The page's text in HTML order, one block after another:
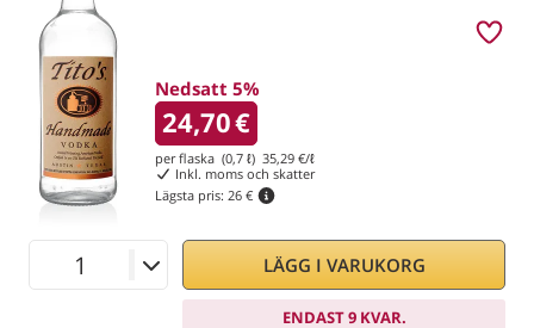
Nedsatt 5%
24,70€
per flaska (0,7 ℓ) 35,29 €/ℓ
Inkl. moms och skatter
Lägsta pris: 26 €
LÄGG I VARUKORG
ENDAST 9 KVAR.